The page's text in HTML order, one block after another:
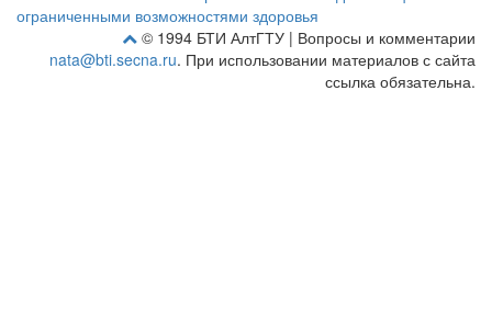
ограниченными возможностями здоровья
© 1994 БТИ АлтГТУ | Вопросы и комментарии
nata@bti.secna.ru. При использовании материалов с сайта
ссылка обязательна.